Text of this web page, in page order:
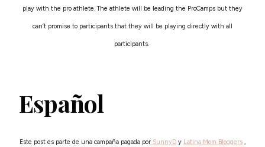
play with the pro athlete. The athlete will be leading the ProCamps but they
can’t promise to participants that they will be playing directly with all
participants.
Español
Este post es parte de una campaña pagada por SunnyD y Latina Mom Bloggers ,